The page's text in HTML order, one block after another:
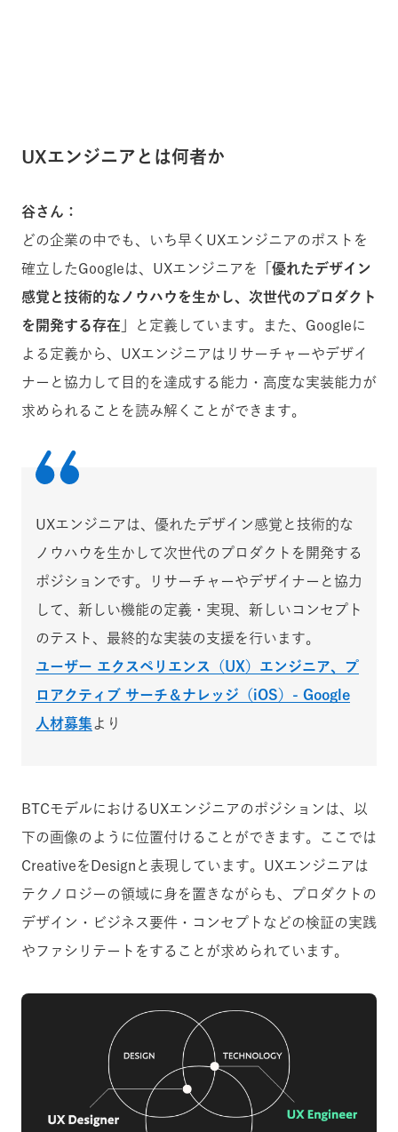
UXエンジニアとは何者か
谷さん：
どの企業の中でも、いち早くUXエンジニアのポストを
確立したGoogleは、UXエンジニアを
「優れたデザイン
感覚と技術的なノウハウを生かし、次世代のプロダクト
を開発する存在」
と定義しています。また、Googleに
よる定義から、UXエンジニアはリサーチャーやデザイ
ナーと協力して目的を達成する能力・高度な実装能力が
求められることを読み解くことができます。
UXエンジニアは、優れたデザイン感覚と技術的な
ノウハウを生かして次世代のプロダクトを開発する
ポジションです。リサーチャーやデザイナーと協力
して、新しい機能の定義・実現、新しいコンセプト
のテスト、最終的な実装の支援を行います。
ユーザー エクスペリエンス（UX）エンジニア、プ
ロアクティブ サーチ＆ナレッジ（iOS）- Google
人材募集 より
BTCモデルにおけるUXエンジニアのポジションは、以
下の画像のように位置付けることができます。ここでは
CreativeをDesignと表現しています。UXエンジニアは
テクノロジーの領域に身を置きながらも、プロダクトの
デザイン・ビジネス要件・コンセプトなどの検証の実践
やファシリテートをすることが求められています。